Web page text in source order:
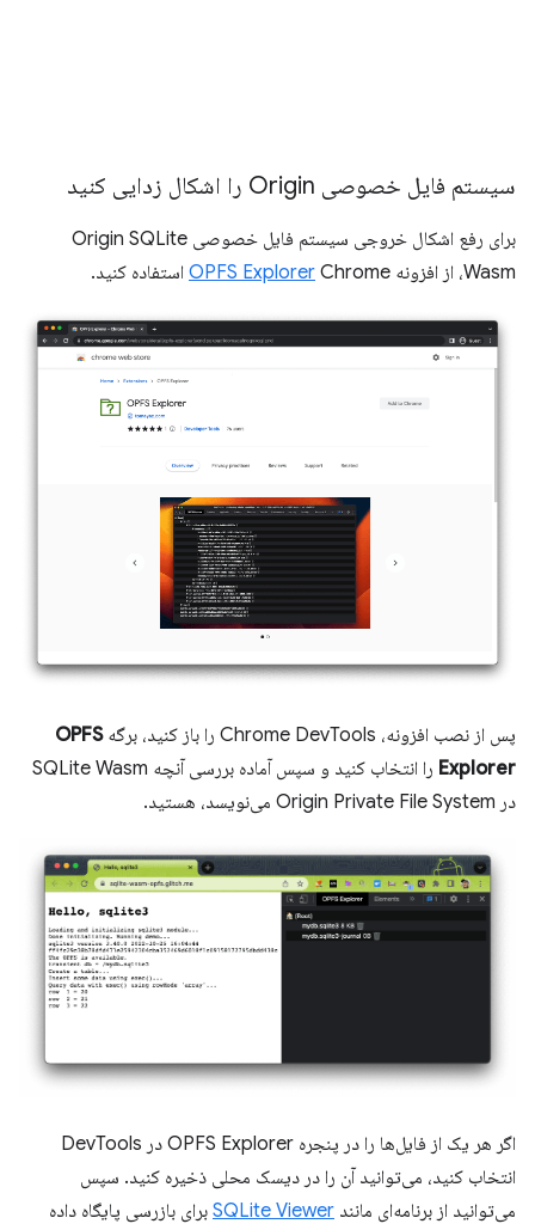
سیستم فایل خصوصی Origin را اشکال زدایی کنید
برای رفع اشکال خروجی سیستم فایل خصوصی Origin SQLite
Wasm، از افزونه
OPFS Explorer Chrome استفاده کنید.
پس از نصب افزونه، Chrome DevTools را باز کنید، برگه
OPFS
Explorer
را انتخاب کنید و سپس آماده بررسی آنچه SQLite Wasm
در Origin Private File System می‌نویسد، هستید.
اگر هر یک از فایل‌ها را در پنجره OPFS Explorer در DevTools
انتخاب کنید، می‌توانید آن را در دیسک محلی ذخیره کنید. سپس
می‌توانید از برنامه‌ای مانند SQLite Viewer برای بازرسی پایگاه داده